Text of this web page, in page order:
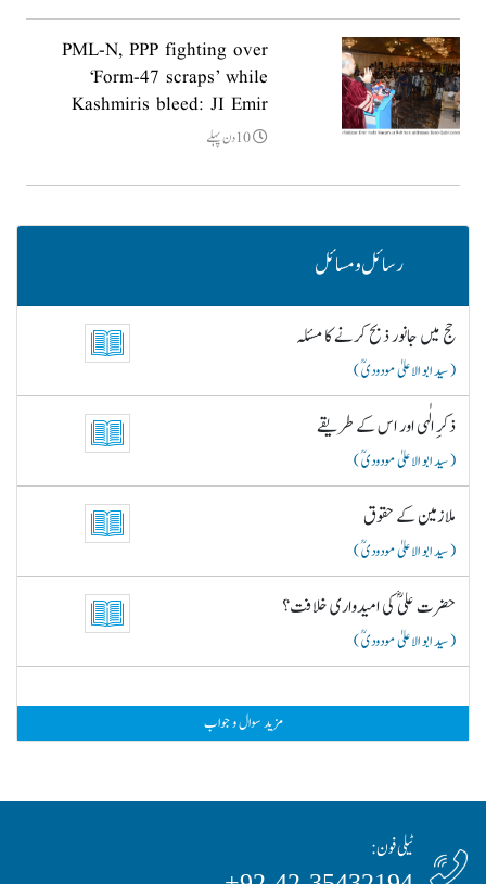
PML-N, PPP fighting over
‘Form-47 scraps’ while
Kashmiris bleed: JI Emir
10دن پہلے
رسائل و مسائل
حج میں جانور ذبح کرنے کا مسئلہ
( سید ابو الاعلیٰ مودودیؒ )
ذکرِ الٰہی اور اس کے طریقے
( سید ابو الاعلیٰ مودودیؒ )
ملازمین کے حقوق
( سید ابو الاعلیٰ مودودیؒ )
حضرت علیؓ کی امیدواری خلافت؟
( سید ابو الاعلیٰ مودودیؒ )
مزید سوال و جواب
ٹیلی فون: